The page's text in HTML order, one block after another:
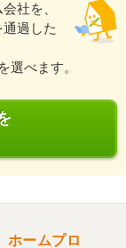
社を、
過した
選べます。
ホームプロ